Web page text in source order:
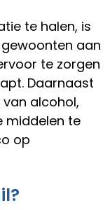
te halen, is
aan
te zorgen
Daarnaast
alcohol,
middelen te
op